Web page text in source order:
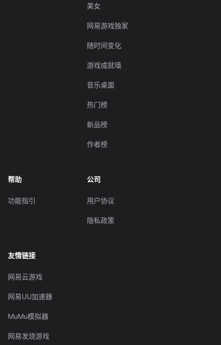
美女
网易游戏独家
随时间变化
游戏成就墙
音乐桌面
热门榜
新品榜
作者榜
帮助
功能指引
公司
用户协议
隐私政策
友情链接
网易云游戏
网易UU加速器
MuMu模拟器
网易发烧游戏